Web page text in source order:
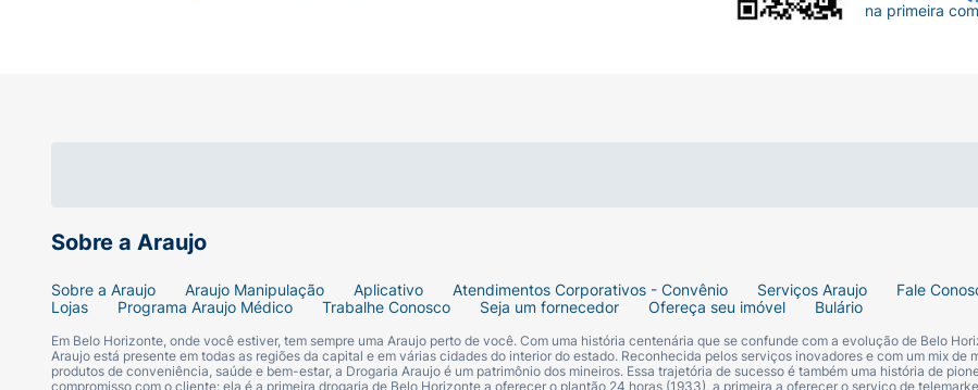
Sobre a Araujo
Sobre a Araujo Araujo Manipulação Aplicativo Atendimentos Corporativos - Convênio Serviços Araujo
Fale
Lojas
Programa Araujo Médico Trabalhe Conosco Seja um fornecedor Ofereça seu imóvel Bulário
Em Belo Horizonte, onde você estiver, tem sempre uma Araujo perto de você. Com uma história centenária que se confunde com a evolução de Belo
Araujo está presente em todas as regiões da capital e em várias cidades do interior do estado. Reconhecida pelos serviços inovadores e com um mix de
produtos de conveniência, saúde e bem-estar, a Drogaria Araujo é um patrimônio dos mineiros. Essa trajetória de sucesso é também uma história de
compromisso com o cliente: ela é a primeira drogaria de Belo Horizonte a oferecer o plantão 24 horas (1933), a primeira a oferecer o serviço de
na primeira